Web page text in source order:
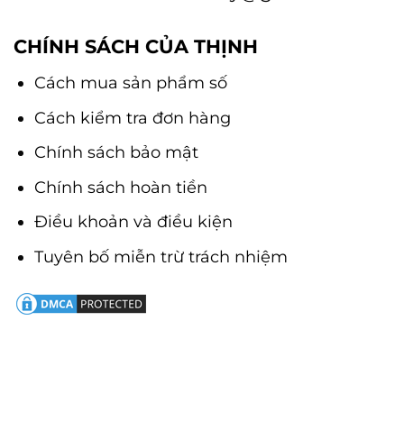
CHÍNH SÁCH CỦA THỊNH
Cách mua sản phẩm số
Cách kiểm tra đơn hàng
Chính sách bảo mật
Chính sách hoàn tiền
Điều khoản và điều kiện
Tuyên bố miễn trừ trách nhiệm